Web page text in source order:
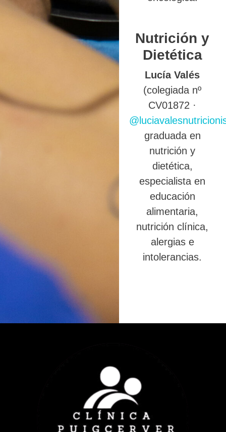
Nutrición y
Dietética
Lucía Valés
(colegiada nº
CV01872 ·
graduada en
nutrición y
dietética,
especialista en
educación
alimentaria,
nutrición clínica,
alergias e
intolerancias.